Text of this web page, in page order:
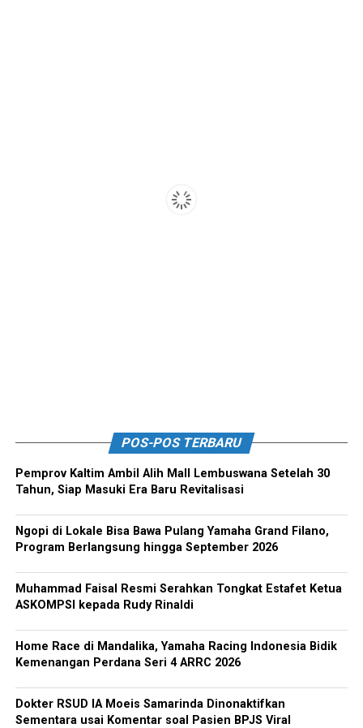
POS-POS TERBARU
Pemprov Kaltim Ambil Alih Mall Lembuswana Setelah 30
Tahun, Siap Masuki Era Baru Revitalisasi
Ngopi di Lokale Bisa Bawa Pulang Yamaha Grand Filano,
Program Berlangsung hingga September 2026
Muhammad Faisal Resmi Serahkan Tongkat Estafet Ketua
ASKOMPSI kepada Rudy Rinaldi
Home Race di Mandalika, Yamaha Racing Indonesia Bidik
Kemenangan Perdana Seri 4 ARRC 2026
Dokter RSUD IA Moeis Samarinda Dinonaktifkan
Sementara usai Komentar soal Pasien BPJS Viral